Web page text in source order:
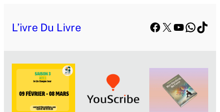
L’ivre Du Livre Facebook
X YouTube